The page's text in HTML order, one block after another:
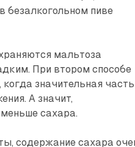
безалкогольном пиве
мальтоза
При втором способе
значительная часть
А значит,
меньше сахара.
содержание сахара